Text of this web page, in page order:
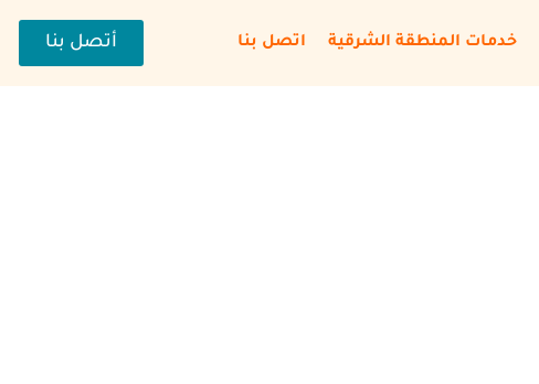
خدمات المنطقة الشرقية اتصل بنا أتصل بنا